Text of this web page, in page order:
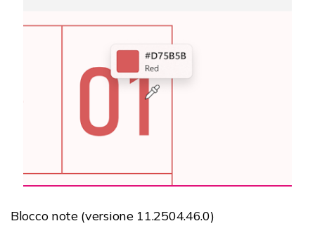
Blocco note (versione 11.2504.46.0)